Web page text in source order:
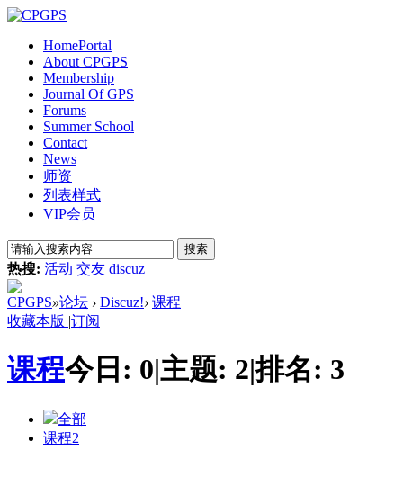
HomePortal
About CPGPS
Membership
Journal Of GPS
Forums
Summer School
Contact
News
师资
列表样式
VIP会员
搜索
热搜: 活动 交友 discuz
CPGPS»论坛 › Discuz!› 课程
收藏本版 |订阅
课程今日: 0|主题: 2|排名: 3
全部
课程2